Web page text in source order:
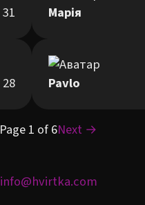
31 Марія
28 Pavlo
Page 1 of 6Next →
info@hvirtka.com